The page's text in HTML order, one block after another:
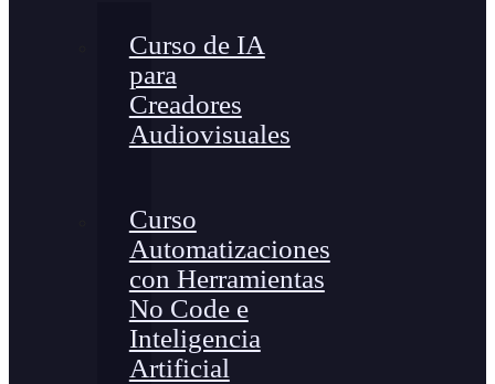
Curso de IA
para
Creadores
Audiovisuales
Curso
Automatizaciones
con Herramientas
No Code e
Inteligencia
Artificial